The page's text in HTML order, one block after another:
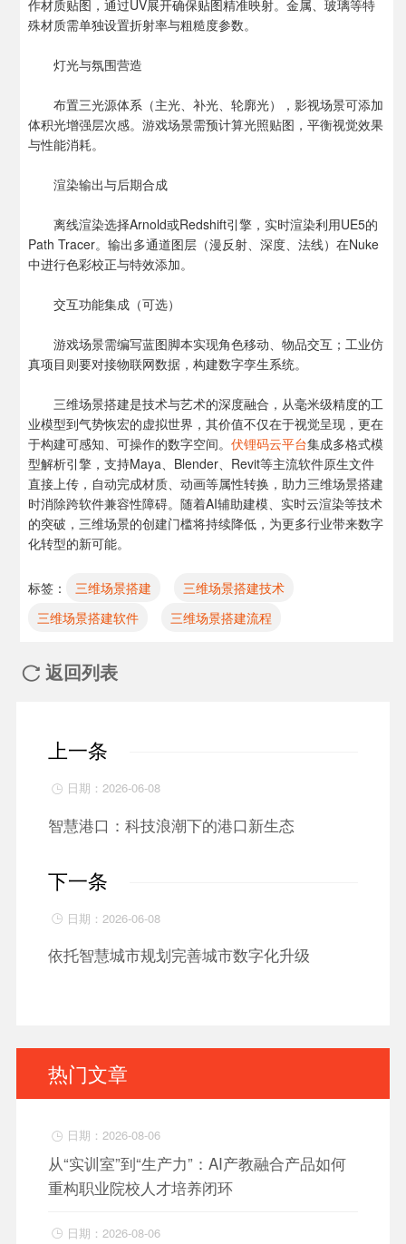
作材质贴图，通过UV展开确保贴图精准映射。金属、玻璃等特
殊材质需单独设置折射率与粗糙度参数。
灯光与氛围营造
布置三光源体系（主光、补光、轮廓光），影视场景可添加
体积光增强层次感。游戏场景需预计算光照贴图，平衡视觉效果
与性能消耗。
渲染输出与后期合成
离线渲染选择Arnold或Redshift引擎，实时渲染利用UE5的
Path Tracer。输出多通道图层（漫反射、深度、法线）在Nuke
中进行色彩校正与特效添加。
交互功能集成（可选）
游戏场景需编写蓝图脚本实现角色移动、物品交互；工业仿
真项目则要对接物联网数据，构建数字孪生系统。
三维场景搭建是技术与艺术的深度融合，从毫米级精度的工
业模型到气势恢宏的虚拟世界，其价值不仅在于视觉呈现，更在
于构建可感知、可操作的数字空间。 伏锂码云平台集成多格式模
型解析引擎，支持Maya、Blender、Revit等主流软件原生文件
直接上传，自动完成材质、动画等属性转换，助力三维场景搭建
时消除跨软件兼容性障碍。随着AI辅助建模、实时云渲染等技术
的突破，三维场景的创建门槛将持续降低，为更多行业带来数字
化转型的新可能。
标签： 三维场景搭建
三维场景搭建技术
三维场景搭建软件
三维场景搭建流程
 返回列表
上一条
 日期：2026-06-08
智慧港口：科技浪潮下的港口新生态
下一条
 日期：2026-06-08
依托智慧城市规划完善城市数字化升级
热门文章
 日期：2026-08-06
从“实训室”到“生产力”：AI产教融合产品如何
重构职业院校人才培养闭环
 日期：2026-08-06